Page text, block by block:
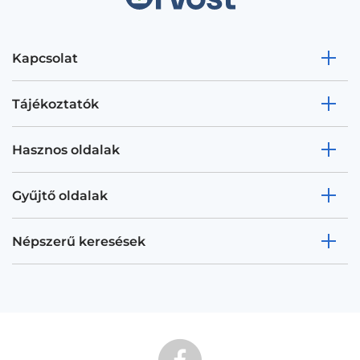
Kapcsolat
Tájékoztatók
Hasznos oldalak
Gyűjtő oldalak
Népszerű keresések